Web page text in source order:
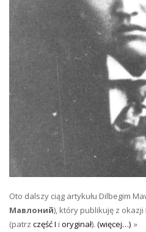
Oto dalszy ciąg artykułu Dilbegim
Мавлоний), który publikuję z
(patrz część I i oryginał). (więcej…)